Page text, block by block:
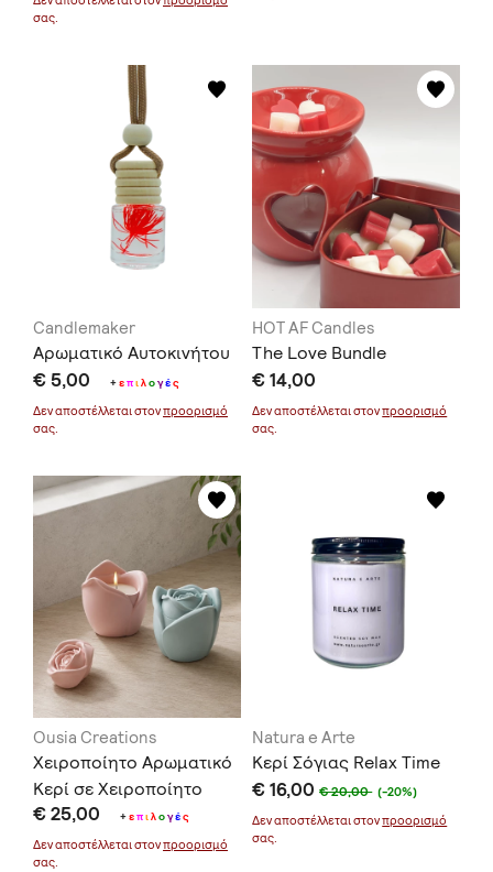
σας.
Candlemaker
Αρωματικό Αυτοκινήτου
€ 5,00 +επι λογές
Δεν αποστέλλεται στονπροορισμό
σας.
HOT AF Candles
The Love Bundle
€ 14,00
Δεν αποστέλλεται στονπροορισμό
σας.
Ousia Creations
Χειροποίητο Αρωματικό
Κερί σε Χειροποίητο
Δοχείο Τριαντάφυλλο
€ 25,00 +επιλογές
Δεν αποστέλλεται στονπροορισμό
σας.
Natura e Arte
Κερί Σόγιας Relax Time
€ 16,00€ 20,00 (-20%)
Δεν αποστέλλεται στονπροορισμό
σας.